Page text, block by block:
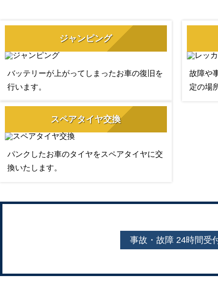
ジャンピング
バッテリーが上がってしまったお車の復旧を
行います。
故障や
定の場
スペアタイヤ交換
パンクしたお車のタイヤをスペアタイヤに交
換いたします。
事故・故障 24時間受